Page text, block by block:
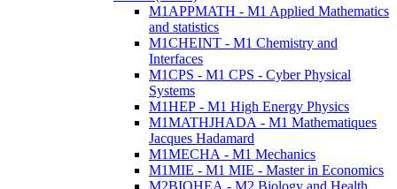
M1APPMATH - M1 Applied Mathematics
and statistics
M1CHEINT - M1 Chemistry and
Interfaces
M1CPS - M1 CPS - Cyber Physical
Systems
M1HEP - M1 High Energy Physics
M1MATHJHADA - M1 Mathematiques
Jacques Hadamard
M1MECHA - M1 Mechanics
M1MIE - M1 MIE - Master in Economics
M2BIOHEA - M2 Biology and Health